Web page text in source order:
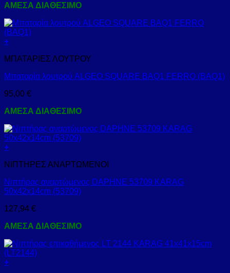
ΑΜΕΣΑ ΔΙΑΘΕΣΙΜΟ
+
ΜΠΑΤΑΡΙΕΣ ΛΟΥΤΡΟΥ
Μπαταρία λουτρού ALGEO SQUARE BAQ1 FERRO (BAQ1)
95,00 €
ΑΜΕΣΑ ΔΙΑΘΕΣΙΜΟ
+
ΝΙΠΤΗΡΕΣ ΑΝΑΡΤΩΜΕΝΟΙ
Νιπτήρας αναρτώμενος DAPHNE 53709 KARAG
50x42x14cm (53709)
127,94 €
ΑΜΕΣΑ ΔΙΑΘΕΣΙΜΟ
+